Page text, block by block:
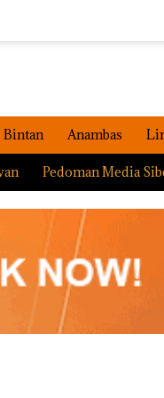
Bintan Anambas
Pedoman Media